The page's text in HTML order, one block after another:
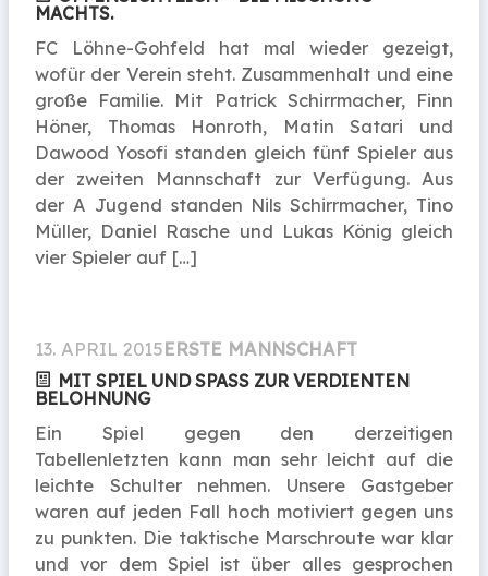
MACHTS.
FC Löhne-Gohfeld hat mal wieder gezeigt,
wofür der Verein steht. Zusammenhalt und eine
große Familie. Mit Patrick Schirrmacher, Finn
Höner, Thomas Honroth, Matin Satari und
Dawood Yosofi standen gleich fünf Spieler aus
der zweiten Mannschaft zur Verfügung. Aus
der A Jugend standen Nils Schirrmacher, Tino
Müller, Daniel Rasche und Lukas König gleich
vier Spieler auf […]
13. APRIL 2015ERSTE MANNSCHAFT
MIT SPIEL UND SPASS ZUR VERDIENTEN B
ELOHNUNG
Ein Spiel gegen den derzeitigen
Tabellenletzten kann man sehr leicht auf die
leichte Schulter nehmen. Unsere Gastgeber
waren auf jeden Fall hoch motiviert gegen uns
zu punkten. Die taktische Marschroute war klar
und vor dem Spiel ist über alles gesprochen